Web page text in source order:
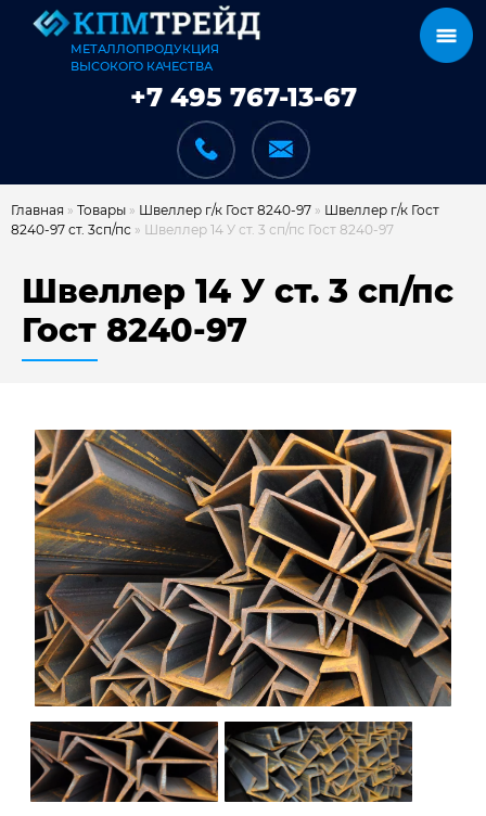
МЕТАЛЛОПРОДУКЦИЯ
ВЫСОКОГО КАЧЕСТВА
+7 495 767-13-67
КАТАЛОГ
КАК МЫ РАБОТАЕМ
ДОСТАВКА И ОПЛАТА
НАШИ ОБЪЕКТЫ
ОТЗЫВЫ
О НАС
БЛОГ
КОНТАКТЫ
Главная » Товары » Швеллер г/к Гост 8240-97 » Швеллер г/к Гост
8240-97 ст. 3сп/пс » Швеллер 14 У ст. 3 сп/пс Гост 8240-97
Швеллер 14 У ст. 3 сп/пс
Гост 8240-97